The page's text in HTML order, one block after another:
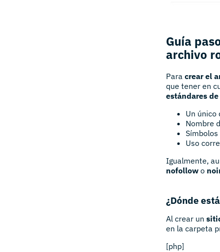
Guía
archivo
Para crear el
que tener en
estándares
Un único
Nombre
Uso
Igualmente,
nofollow o
¿Dónde
Al crear un
en la carpeta
[php]